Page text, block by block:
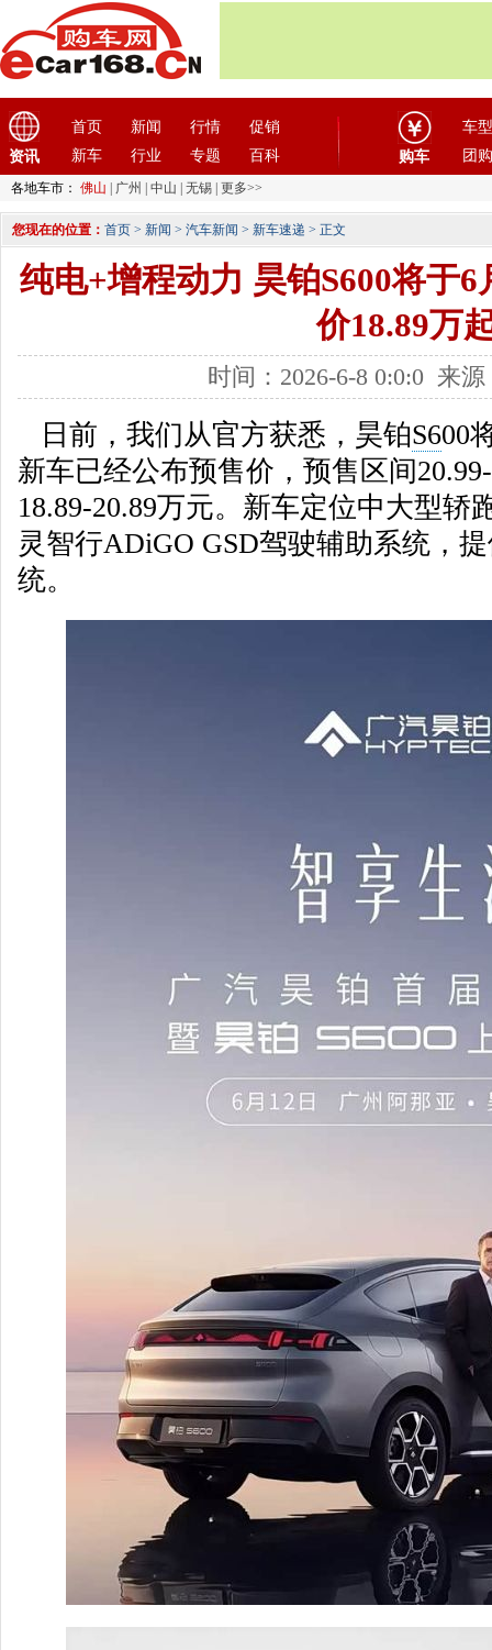
资讯
首页 新闻 行情
促销
新车
行业 专题 百科 购车
车型
团购
各地车市： 佛山 广州 中山 无锡 更多>>
您现在的位置： 首页 > 新闻 > 汽车新闻 > 新车速递 > 正文
纯电+增程动力 昊铂S600将于
价18.89万
时间：2026-6-8 0:0:0 来
日前，我们从官方获悉，昊铂S600
新车已经公布预售价，预售区间
18.89-20.89万元。新车定位中大型轿
灵智行ADiGO GSD驾驶辅助系统，
统。